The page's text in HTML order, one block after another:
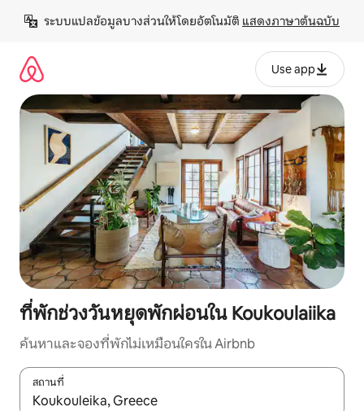
เนื้อหา
ระบบแปลข้อมูลบางส่วนให้โดยอัตโนมัติ แสดงภาษาต้นฉบับ
Use app
ที่พักช่วงวันหยุดพักผ่อนใน Koukoulaiika
ค้นหาและจองที่พักไม่เหมือนใครใน Airbnb
สถานที่
ใช้ลูกศรขึ้นลง หรือใช้การสัมผัสหรือปัด เพื่อสำรวจผลการค้นหา